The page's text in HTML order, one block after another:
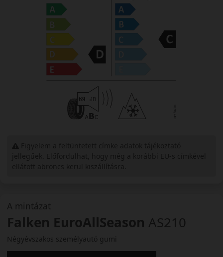
A mintázat
Falken EuroAllSeason AS210
Négyévszakos személyautó gumi